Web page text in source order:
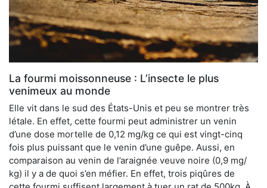
La fourmi moissonneuse : L’insecte le plus
venimeux au monde
Elle vit dans le sud des États-Unis et peu se montrer très
létale. En effet, cette fourmi peut administrer un venin
d’une dose mortelle de 0,12 mg/kg ce qui est vingt-cinq
fois plus puissant que le venin d’une guêpe. Aussi, en
comparaison au venin de l’araignée veuve noire (0,9 mg/
kg) il y a de quoi s’en méfier. En effet, trois piqûres de